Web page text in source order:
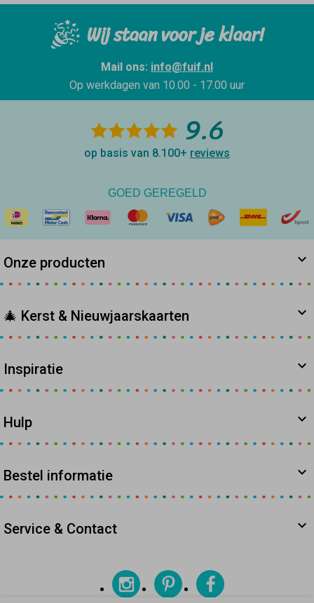
Wij staan voor je klaar!
Mail ons: info@fuif.nl
Op werkdagen van 10.00 - 17.00 uur
9.6
op basis van 8.100+ reviews
GOED GEREGELD
Onze producten
🎄 Kerst & Nieuwjaarskaarten
Inspiratie
Hulp
Bestel informatie
Service & Contact